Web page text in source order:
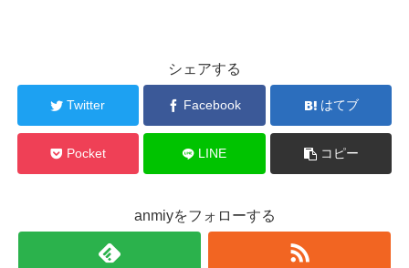
シェアする
Twitter Facebook はてブ
Pocket LINE コピー
anmiyをフォローする